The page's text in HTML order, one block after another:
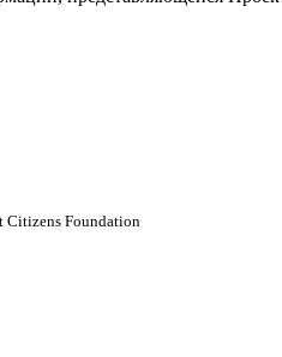
Citizens Foundation